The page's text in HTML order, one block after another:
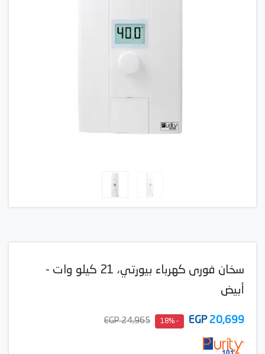
سخان فورى كهرباء بيورتي، 21 كيلو وات -
أبيض
20,699
EGP
- 18%
24,965 EGP